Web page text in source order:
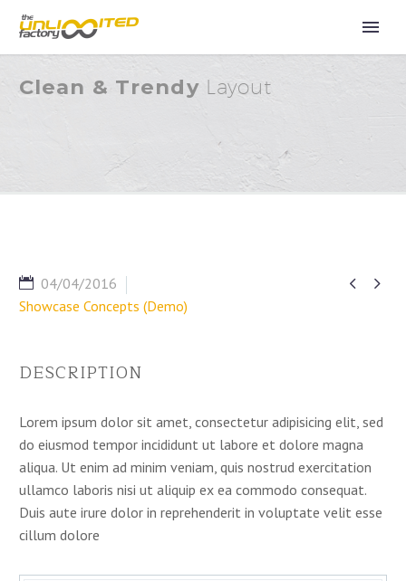
Clean & Trendy Layout
 
04/04/2016
Showcase Concepts (Demo)
DESCRIPTION
Lorem ipsum dolor sit amet, consectetur adipisicing elit, sed
do eiusmod tempor incididunt ut labore et dolore magna
aliqua. Ut enim ad minim veniam, quis nostrud exercitation
ullamco laboris nisi ut aliquip ex ea commodo consequat.
Duis aute irure dolor in reprehenderit in voluptate velit esse
cillum dolore